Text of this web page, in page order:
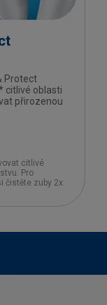
Protect
citlivé oblasti
přirozenou
citlivé
Pro
čistěte zuby 2x